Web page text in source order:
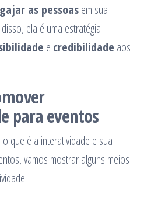
as pessoasem sua
ela é uma estratégia
e credibilidade aos
para eventos
que é a interatividade e sua
vamos mostrar alguns meios